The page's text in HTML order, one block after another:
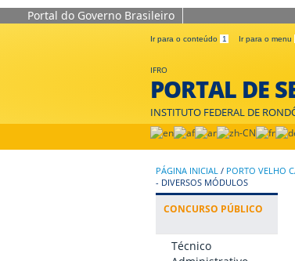
Portal do Governo Brasileiro
Ir para o conteúdo 1 Ir para o menu
IFRO
PORTAL DE
INSTITUTO FEDERAL DE
PÁGINA INICIAL / PORTO VELHO
- DIVERSOS MÓDULOS
CONCURSO PÚBLICO
Técnico